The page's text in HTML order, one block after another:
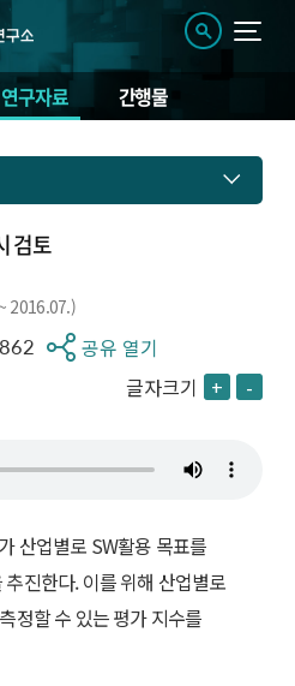
연구자료 간행물
검토
2016.07.)
공유 열기
글자크기 + -
산업별로 SW활용 목표를
진한다. 이를 위해 산업별로
정할 수 있는 평가 지수를